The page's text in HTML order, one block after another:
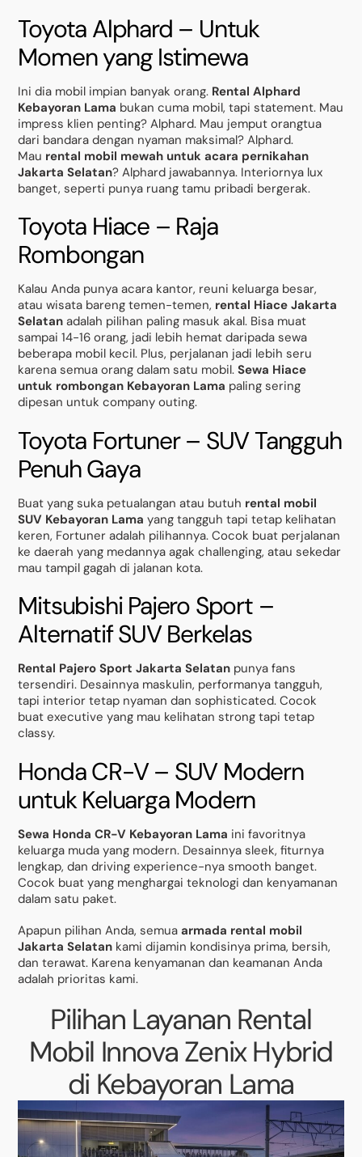
Toyota Alphard – Untuk
Momen yang Istimewa
Ini dia mobil impian banyak orang. Rental Alphard
Kebayoran Lama bukan cuma mobil, tapi statement. Mau
impress klien penting? Alphard. Mau jemput orangtua
dari bandara dengan nyaman maksimal? Alphard.
Mau rental mobil mewah untuk acara pernikahan
Jakarta Selatan? Alphard jawabannya. Interiornya lux
banget, seperti punya ruang tamu pribadi bergerak.
Toyota Hiace – Raja
Rombongan
Kalau Anda punya acara kantor, reuni keluarga besar,
atau wisata bareng temen-temen, rental Hiace Jakarta
Selatan adalah pilihan paling masuk akal. Bisa muat
sampai 14-16 orang, jadi lebih hemat daripada sewa
beberapa mobil kecil. Plus, perjalanan jadi lebih seru
karena semua orang dalam satu mobil.Sewa Hiace
untuk rombongan Kebayoran Lama paling sering
dipesan untuk company outing.
Toyota Fortuner – SUV Tangguh
Penuh Gaya
Buat yang suka petualangan atau butuh rental mobil
SUV Kebayoran Lama yang tangguh tapi tetap kelihatan
keren, Fortuner adalah pilihannya. Cocok buat perjalanan
ke daerah yang medannya agak challenging, atau sekedar
mau tampil gagah di jalanan kota.
Mitsubishi Pajero Sport –
Alternatif SUV Berkelas
Rental Pajero Sport Jakarta Selatan punya fans
tersendiri. Desainnya maskulin, performanya tangguh,
tapi interior tetap nyaman dan sophisticated. Cocok
buat executive yang mau kelihatan strong tapi tetap
classy.
Honda CR-V – SUV Modern
untuk Keluarga Modern
Sewa Honda CR-V Kebayoran Lama ini favoritnya
keluarga muda yang modern. Desainnya sleek, fiturnya
lengkap, dan driving experience-nya smooth banget.
Cocok buat yang menghargai teknologi dan kenyamanan
dalam satu paket.
Apapun pilihan Anda, semuaarmada rental mobil
Jakarta Selatan kami dijamin kondisinya prima, bersih,
dan terawat. Karena kenyamanan dan keamanan Anda
adalah prioritas kami.
Pilihan Layanan Rental
Mobil Innova Zenix Hybrid
di Kebayoran Lama